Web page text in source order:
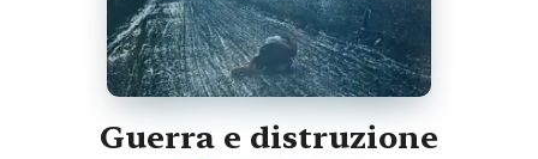
Guerra e distruzione